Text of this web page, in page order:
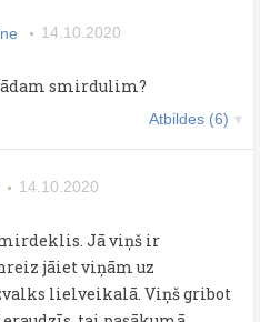
14.10.2020
smirdulim?
Atbildes (6)
14.10.2020
Jā viņš ir
jāiet viņām uz
lielveikalā. Viņš gribot